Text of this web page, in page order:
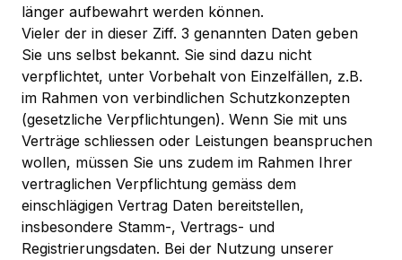
länger aufbewahrt werden können.
Vieler der in dieser Ziff. 3 genannten Daten geben
Sie uns selbst bekannt. Sie sind dazu nicht
verpflichtet, unter Vorbehalt von Einzelfällen, z.B.
im Rahmen von verbindlichen Schutzkonzepten
(gesetzliche Verpflichtungen). Wenn Sie mit uns
Verträge schliessen oder Leistungen beanspruchen
wollen, müssen Sie uns zudem im Rahmen Ihrer
vertraglichen Verpflichtung gemäss dem
einschlägigen Vertrag Daten bereitstellen,
insbesondere Stamm-, Vertrags- und
Registrierungsdaten. Bei der Nutzung unserer